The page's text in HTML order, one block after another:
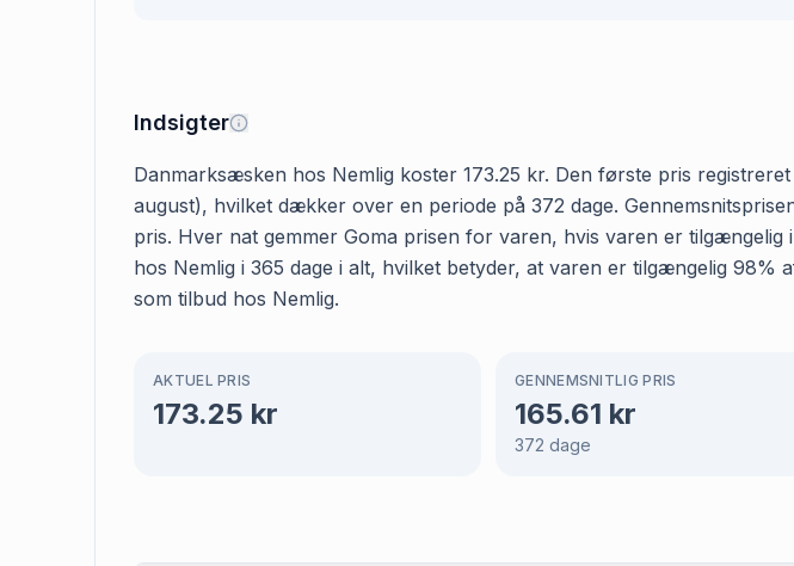
Indsigter
Danmarksæsken hos Nemlig koster 173.25 kr. Den første pris
august), hvilket dækker over en periode på 372 dage.
pris. Hver nat gemmer Goma prisen for varen, hvis varen er
hos Nemlig i 365 dage i alt, hvilket betyder, at varen er tilgængelig
som tilbud hos Nemlig.
AKTUEL PRIS
173.25 kr
GENNEMSNITLIG PRIS
165.61 kr
372 dage